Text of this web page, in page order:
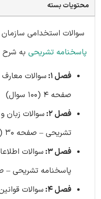
محتویات بسته
سوالات استخدامی سازمان
پاسخنامه تشریحی به شرح
فصل 1:
سوالات
صفحه 4 (100 سوال)
فصل 2:
سوالات زبان
تشریحی – صفحه 30 (100 سوال)
فصل 3:
سوالات
پاسخنامه تشریحی – صفحه 57
فصل 4:
سوالات